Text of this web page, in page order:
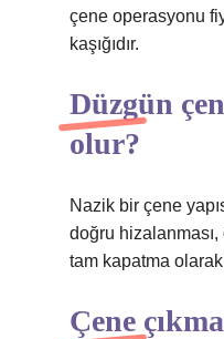
çene operasyonu
kaşığıdır.
Düzgün
olur?
Nazik bir çene
doğru hizalanması,
tam kapatma
Çene